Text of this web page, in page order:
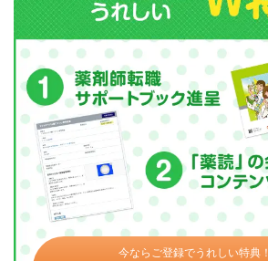
今ならご登録でうれしい特典！